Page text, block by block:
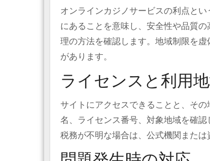
オンラインカジノサービスの利点と
にあることを意味し、安全性や品質
理の方法を確認します。地域制限を
があります。
ライセンスと利用
サイトにアクセスできることと、そ
名、ライセンス番号、対象地域を確
税務が不明な場合は、公式機関または